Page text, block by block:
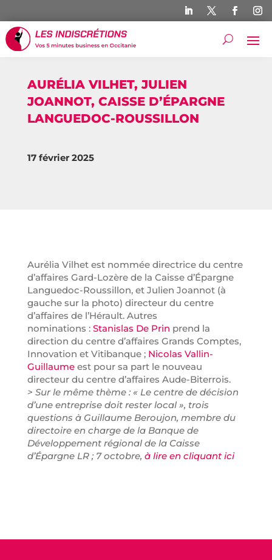
AURÉLIA VILHET, JULIEN
JOANNOT, CAISSE D’ÉPARGNE
LANGUEDOC-ROUSSILLON
17 février 2025
Aurélia Vilhet est nommée directrice du centre
d’affaires Gard-Lozère de la Caisse d’Épargne
Languedoc-Roussillon, et Julien Joannot (à
gauche sur la photo) directeur du centre
d’affaires de l’Hérault. Autres
nominations : Stanislas De Prin prend la
direction du centre d’affaires Grands Comptes,
Innovation et Vitibanque ; Nicolas Vallin-
Guillaumeest pour sa part le nouveau
directeur du centre d’affaires Aude-Biterrois.
> Sur le même thème : « Le centre de décision
d’une entreprise doit rester local », trois
questions à Guillaume Beroujon, membre du
directoire en charge de la Banque de
Développement régional de la Caisse
d’Épargne LR ; 7 octobre, à lire en cliquant ici